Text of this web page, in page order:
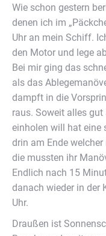
Wie schon gestern
denen ich im
Uhr an mein Schiff.
den Motor und lege
Bei mir ging das
als das
dampft in die
raus. Soweit alles gut
einholen will hat eine
drin am Ende
die mussten ihr
Endlich nach 15
danach wieder in der
Uhr.
Draußen ist